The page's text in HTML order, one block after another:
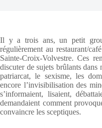
Il y a trois ans, un petit
régulièrement au restaurant/
Sainte-Croix-Volvestre. Ces
discuter de sujets brûlants
patriarcat, le sexisme, les
encore l’invisibilisation des
s’informaient, lisaient,
demandaient comment
convaincre les sceptiques.